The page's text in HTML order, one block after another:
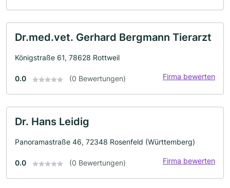
Dr.med.vet. Gerhard Bergmann Tierarzt
Königstraße 61, 78628 Rottweil
0.0 (0 Bewertungen) Firma bewerten
Dr. Hans Leidig
Panoramastraße 46, 72348 Rosenfeld (Württemberg)
0.0 (0 Bewertungen) Firma bewerten